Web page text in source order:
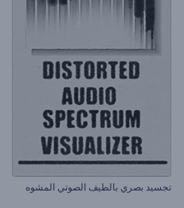
تجسيد بصري بالطيف الصوتي المشوه